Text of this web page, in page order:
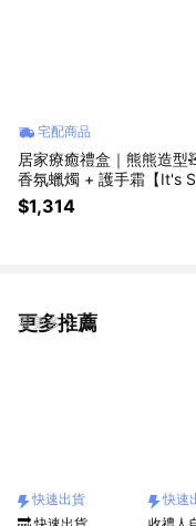
宅配商品
居家療癒禮盒｜熊熊造型
香氛蠟燭 + 護手霜【It's
ay!】｜送禮首選．生日禮
子座．情人節禮物．喬遷禮
$1,314
更多推薦
看更多
快速出貨
快速